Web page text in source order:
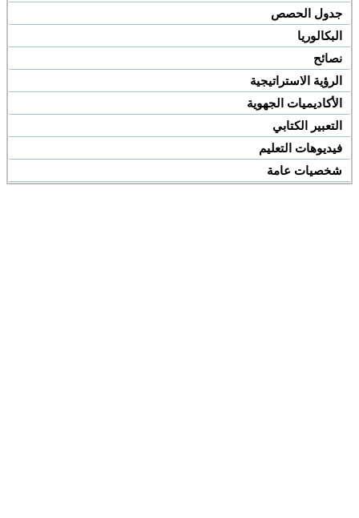
جدول الحصص
البكالوريا
نصائح
الرؤية الاستراتيجية
الأكاديميات الجهوية
التعبير الكتابي
فيديوهات التعليم
شخصيات عامة